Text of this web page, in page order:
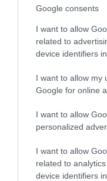
Google consents
I want to allow
related to
device identifiers
I want to allow my
Google for online
I want to allow
personalized
I want to allow
related to
device identifiers